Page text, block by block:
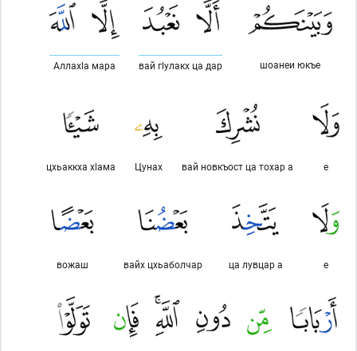
шоанеи юкъе
вай гlулакх ца дар
Аллахlа мара
е
вай новкъост ца тохар а
Цунах
цхьаккха хlама
е
ца лувцар а
вайх цхьаболчар
вожаш